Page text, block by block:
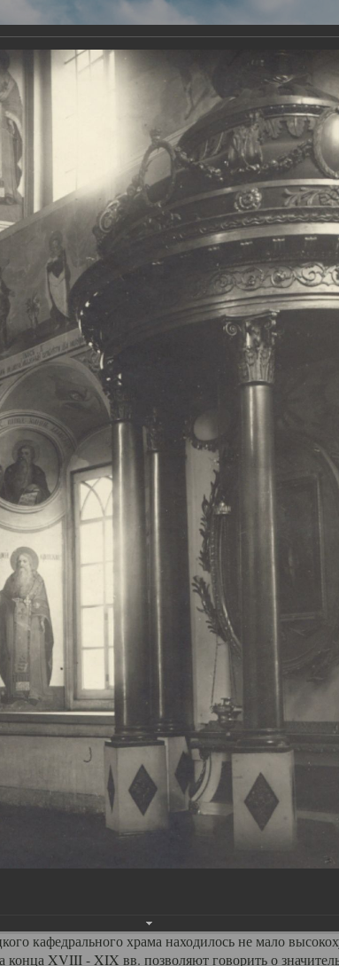
Земли
Сайт создан по
и
Наследники Галерея
Галерея Храмы-мученики Архангельска Свято-
Троицкий
Троицкий собор Архангельска
мы можем говорить, что Архангельск в большей
от целенаправленных систематических
памятников архитектуры. Больше всего по
борьбой с религией, набравшая особую силу в
православного центра архангельской
Архангельска.
в начале XVIII века в центре
Троицкий собор, сразу превратился в
веке по масштабам ему не было равных на Севере.
самым высоким и значительным из городских
место, после гостиных дворов, в градостроительной
самых больших и светлых соборов России
города с отраженными в ней архитектурными
школы церковного зодчества.
благолепие и богатство собора, вполне
выделяя из многочисленных культовых
украшенный колоннами ионического стиля, с
вратами, изящным фронтоном и множеством
поистине художественную ценность. В
многочисленными предметами церковной утвари
красочный ансамбль декоративного
воображение своих посетителей. В соборной
кафедрального храма находилось не мало
конца XVIII - XIX вв. позволяют говорить о